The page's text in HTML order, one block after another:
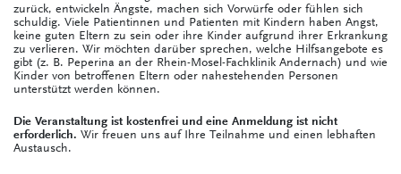
zurück, entwickeln Ängste, machen sich Vorwürfe oder fühlen sich
schuldig. Viele Patientinnen und Patienten mit Kindern haben Angst,
keine guten Eltern zu sein oder ihre Kinder aufgrund ihrer Erkrankung
zu verlieren. Wir möchten darüber sprechen, welche Hilfsangebote es
gibt (z. B. Peperina an der Rhein-Mosel-Fachklinik Andernach) und wie
Kinder von betroffenen Eltern oder nahestehenden Personen
unterstützt werden können.
Die Veranstaltung ist kostenfrei und eine Anmeldung ist nicht
erforderlich. Wir freuen uns auf Ihre Teilnahme und einen lebhaften
Austausch.